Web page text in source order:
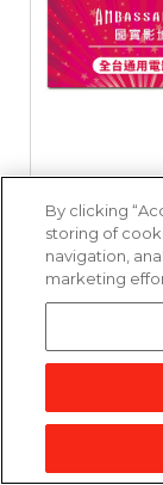
影票好禮即
3,857點
加入兌
By clicking
storing of
navigation,
marketing